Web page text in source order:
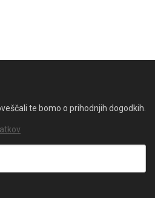
te bomo o prihodnjih dogodkih.